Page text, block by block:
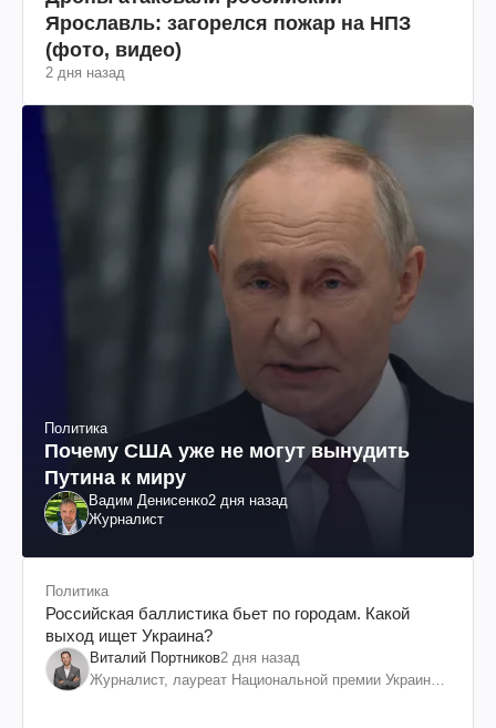
Ярославль: загорелся пожар на НПЗ
(фото, видео)
2 дня назад
Политика
Почему США уже не могут вынудить
Путина к миру
Вадим Денисенко2 дня назад
Журналист
Политика
Российская баллистика бьет по городам. Какой
выход ищет Украина?
Виталий Портников2 дня назад
Журналист, лауреат Национальной премии Украины